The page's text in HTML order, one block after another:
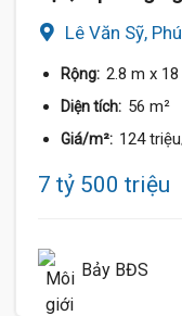
Lê Văn Sỹ,
Rộng: 2.8 m x
Diện tích: 56 m²
Giá/m²: 124
7 tỷ 500 triệu
Bảy BĐS